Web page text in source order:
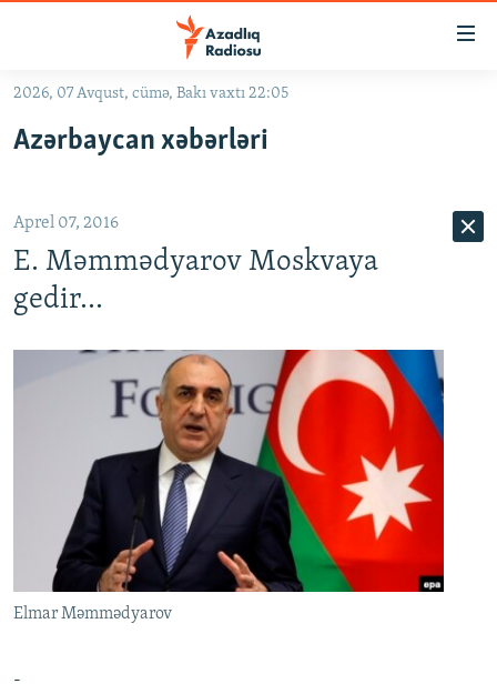
Əsas
qayıt
qayıt
Axtarışa
#ƏSLINDƏ
QANUNI DOĞRU
ARAŞDIRMA
MULTIMEDIA
FOTOQALEREYA
İNFOQRAFIKA
KARIKATURA
OXU ZALI
AZƏRBAYCAN ƏDƏBIYYATI KITABXANASI
İSLAM VƏ DEMOKRATIYA
HAQQIMIZDA
MISSIYAMIZ
PEŞƏ ETIKASI VƏ JURNALISTIKA STANDARTLARIMIZ
BIZI IZLƏ
2026, 07 Avqust, cümə, Bakı vaxtı 22:05
Azərbaycan xəbərləri
Aprel 07, 2016
E. Məmmədyarov Moskvaya
gedir...
Elmar Məmmədyarov
-